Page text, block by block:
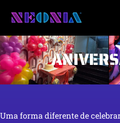
para
o
conteúdo
principal
Neonia
Uma forma diferente de